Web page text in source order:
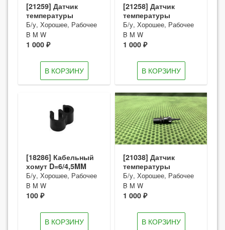
[21259] Датчик
температуры
Б/у, Хорошее, Рабочее
B M W
1 000 ₽
В КОРЗИНУ
[21258] Датчик
температуры
Б/у, Хорошее, Рабочее
B M W
1 000 ₽
В КОРЗИНУ
[18286] Кабельный
хомут D=6/4,5MM
Б/у, Хорошее, Рабочее
B M W
100 ₽
В КОРЗИНУ
[21038] Датчик
температуры
Б/у, Хорошее, Рабочее
B M W
1 000 ₽
В КОРЗИНУ